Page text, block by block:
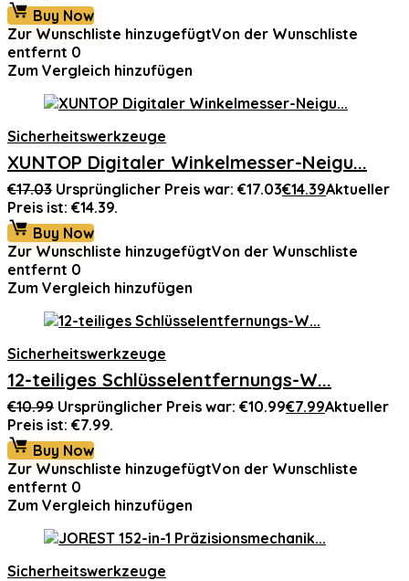
Buy Now
Zur Wunschliste hinzugefügtVon der Wunschliste
entfernt 0
Zum Vergleich hinzufügen
Sicherheitswerkzeuge
XUNTOP Digitaler Winkelmesser-Neigu...
€17.03 Ursprünglicher Preis war: €17.03€14.39Aktueller
Preis ist: €14.39.
Buy Now
Zur Wunschliste hinzugefügtVon der Wunschliste
entfernt 0
Zum Vergleich hinzufügen
Sicherheitswerkzeuge
12-teiliges Schlüsselentfernungs-W...
€10.99 Ursprünglicher Preis war: €10.99€7.99Aktueller
Preis ist: €7.99.
Buy Now
Zur Wunschliste hinzugefügtVon der Wunschliste
entfernt 0
Zum Vergleich hinzufügen
Sicherheitswerkzeuge